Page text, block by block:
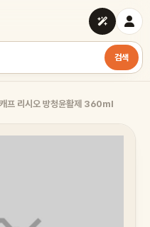
검색
캐프 리시오 방청윤활제 360ml